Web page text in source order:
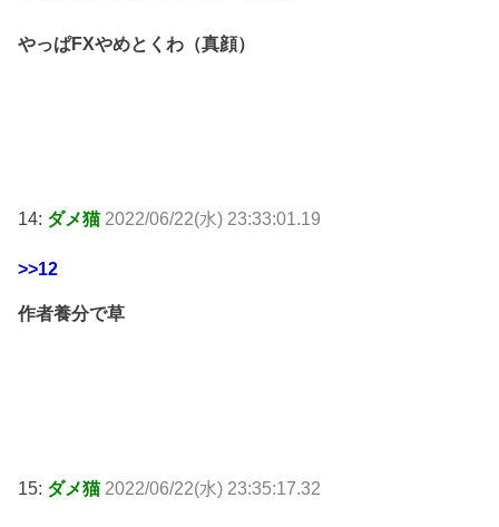
やっぱFXやめとくわ（真顔）
14: ダメ猫 2022/06/22(水) 23:33:01.19
>>12
作者養分で草
15: ダメ猫 2022/06/22(水) 23:35:17.32